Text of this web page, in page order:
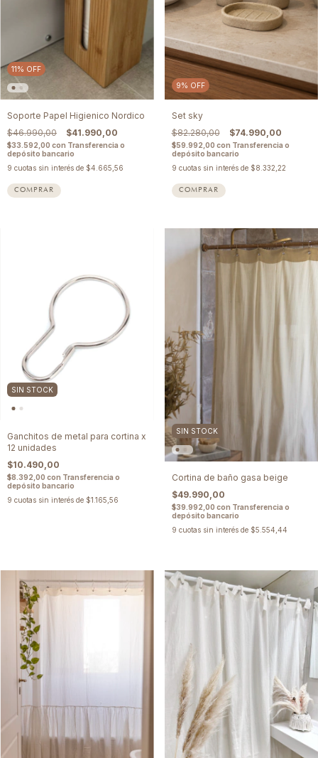
11% OFF
Soporte Papel Higienico Nordico
$46.990,00
$41.990,00
$33.592,00 con Transferencia o
depósito bancario
9 cuotas sin interés de $4.665,56
9% OFF
Set sky
$82.280,00
$74.990,00
$59.992,00 con Transferencia o
depósito bancario
9 cuotas sin interés de $8.332,22
SIN STOCK
Ganchitos de metal para cortina x
12 unidades
$10.490,00
$8.392,00 con Transferencia o
depósito bancario
9 cuotas sin interés de $1.165,56
SIN STOCK
Cortina de baño gasa beige
$49.990,00
$39.992,00 con Transferencia o
depósito bancario
9 cuotas sin interés de $5.554,44